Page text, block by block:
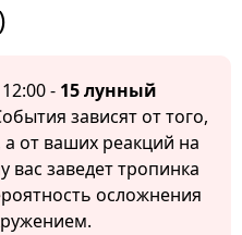
)
- 15 лунный
зависят от того,
от ваших реакций на
вас заведет тропинка
осложнения